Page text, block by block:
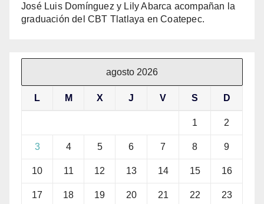
José Luis Domínguez y Lily Abarca acompañan la
graduación del CBT Tlatlaya en Coatepec.
agosto 2026
L M X J V S D
1 2
3 4 5 6 7 8 9
10 11 12 13 14 15 16
17 18 19 20 21 22 23